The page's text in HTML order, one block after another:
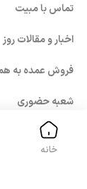
تماس با مبیت
اخبار و مقالات روز
فروش عمده به
شعبه حضوری
خانه